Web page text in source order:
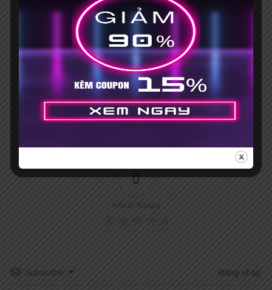
Vote 5 sao nhé!!!
Tagged:free,miễn phí,plugin,plugin hay,plugin miễn
wordpress
0
Article Rating
Subscribe Đăng nhập